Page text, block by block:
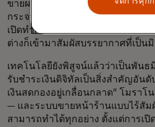
ขายผลิตภัณฑ์แปรรูปจากเนื้อสัตว์ แ
กระจายแหล่งรายได้ ผลที่ได้คือ เมื่
เปิดทำการในปี 2022 นักดื่มเบียร์
ต่างก็เข้ามาสัมผัสบรรยากาศที่เป็น
เทคโนโลยียังพิสูจน์แล้วว่าเป็นพันธ
รับชำระเงินดิจิทัลเป็นสิ่งสำคัญอันดั
เงินสดกองอยู่เกลื่อนกลาด” โมราโ
— และระบบขายหน้าร้านแบบไร้สัม
สามารถทำได้ทุกอย่าง ตั้งแต่การเ